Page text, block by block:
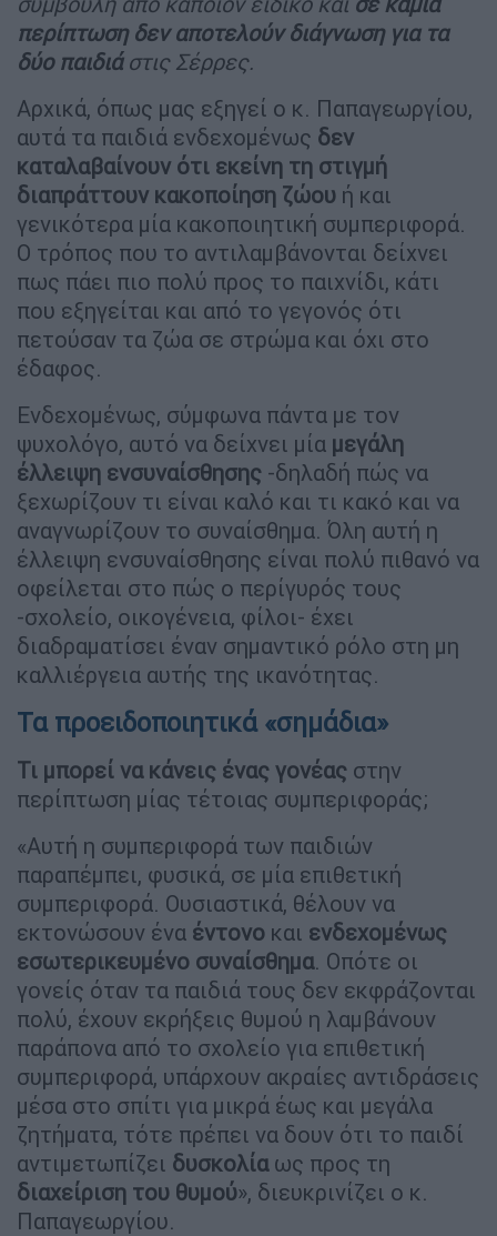
περίπτωση δεν αποτελούν διάγνωση για τα
δύο παιδιάστις Σέρρες.
Αρχικά, όπως μας εξηγεί ο κ. Παπαγεωργίου,
αυτά τα παιδιά ενδεχομένως δεν
καταλαβαίνουν ότι εκείνη τη στιγμή
διαπράττουν κακοποίηση ζώου ή και
γενικότερα μία κακοποιητική συμπεριφορά.
Ο τρόπος που το αντιλαμβάνονται δείχνει
πως πάει πιο πολύ προς το παιχνίδι, κάτι
που εξηγείται και από το γεγονός ότι
πετούσαν τα ζώα σε στρώμα και όχι στο
έδαφος.
Ενδεχομένως, σύμφωνα πάντα με τον
ψυχολόγο, αυτό να δείχνει μία μεγάλη
έλλειψη ενσυναίσθησης -δηλαδή πώς να
ξεχωρίζουν τι είναι καλό και τι κακό και να
αναγνωρίζουν το συναίσθημα. Όλη αυτή η
έλλειψη ενσυναίσθησης είναι πολύ πιθανό να
οφείλεται στο πώς ο περίγυρός τους
-σχολείο, οικογένεια, φίλοι- έχει
διαδραματίσει έναν σημαντικό ρόλο στη μη
καλλιέργεια αυτής της ικανότητας.
Τα προειδοποιητικά «σημάδια»
Τι μπορεί να κάνεις ένας γονέας στην
περίπτωση μίας τέτοιας συμπεριφοράς;
«Αυτή η συμπεριφορά των παιδιών
παραπέμπει, φυσικά, σε μία επιθετική
συμπεριφορά. Ουσιαστικά, θέλουν να
εκτονώσουν ένα έντονο και ενδεχομένως
εσωτερικευμένο συναίσθημα. Οπότε οι
γονείς όταν τα παιδιά τους δεν εκφράζονται
πολύ, έχουν εκρήξεις θυμού η λαμβάνουν
παράπονα από το σχολείο για επιθετική
συμπεριφορά, υπάρχουν ακραίες αντιδράσεις
μέσα στο σπίτι για μικρά έως και μεγάλα
ζητήματα, τότε πρέπει να δουν ότι το παιδί
αντιμετωπίζει δυσκολίαως προς τη
διαχείριση του θυμού», διευκρινίζει ο κ.
Παπαγεωργίου.